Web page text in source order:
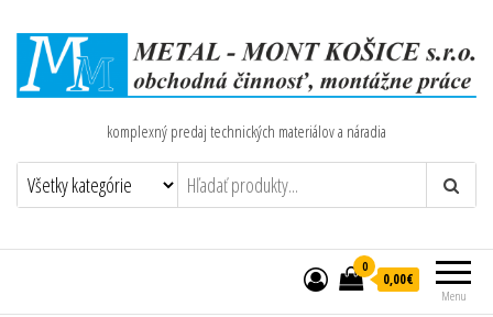
komplexný predaj technických materiálov a náradia
Menu
0
0,00€